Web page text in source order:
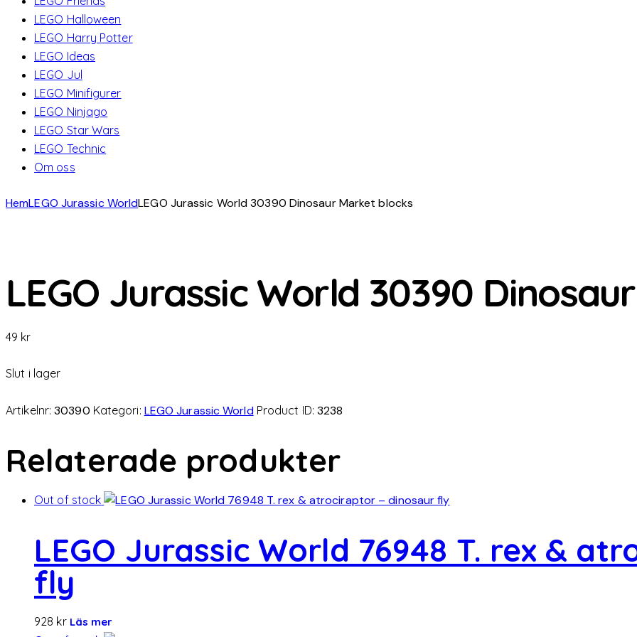
LEGO Halloween
LEGO Harry Potter
LEGO Ideas
LEGO Jul
LEGO Minifigurer
LEGO Ninjago
LEGO Star Wars
LEGO Technic
Om oss
HemLEGO Jurassic WorldLEGO Jurassic World 30390 Dinosaur Market blocks
LEGO Jurassic World 30390
49 kr
Slut i lager
Artikelnr:30390 Kategori: LEGO Jurassic World Product ID: 3238
Relaterade produkter
Out of stock
LEGO Jurassic World 76948 T. rex &
fly
928 kr Läs mer